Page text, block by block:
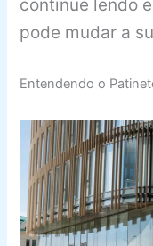
continue lendo
pode mudar a
Entendendo o